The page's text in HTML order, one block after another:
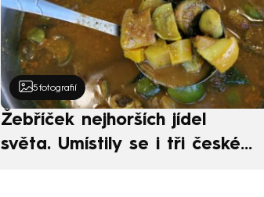
5 fotografií
Žebříček nejhorších jídel
světa. Umístily se i tři české